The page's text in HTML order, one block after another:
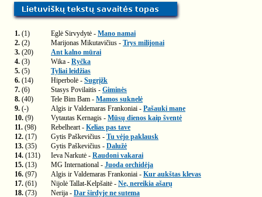
1. (1) Eglė Sirvydytė - Mano namai
2. (2) Marijonas Mikutavičius - Trys milijonai
3. (20)
Ant kalno mūrai
4. (3) Wika - Ryčka
5. (5)
Tyliai leidžias
6. (14) Hiperbolė - Sugrįžk
7. (6) Stasys Povilaitis - Giminės
8. (40) Tele Bim Bam - Mamos suknelė
9. (-) Algis ir Valdemaras Frankoniai - Pašauki mane
10. (9) Vytautas Kernagis - Mūsų dienos kaip šventė
11. (98) Rebelheart - Kelias pas tave
12. (17) Gytis Paškevičius - Tu vėjo paklausk
13. (35) Gytis Paškevičius - Dalužė
14. (131) Ieva Narkutė - Raudoni vakarai
15. (13) MG International - Juoda orchidėja
16. (97) Algis ir Valdemaras Frankoniai - Kur aukštas klevas
17. (61) Nijolė Tallat-Kelpšaitė - Ne, nereikia ašarų
18. (73) Nerija - Dar širdyje ne sutema